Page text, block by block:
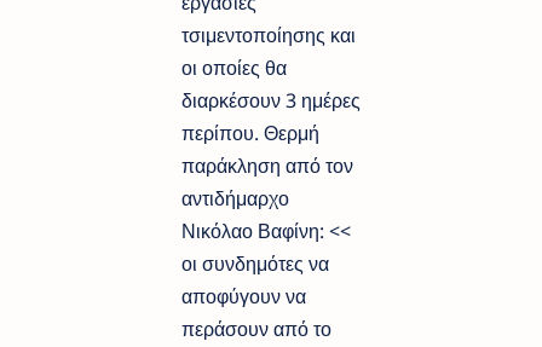
τσιμεντοποίησης και
οι οποίες θα
διαρκέσουν 3 ημέρες
περίπου. Θερμή
παράκληση από τον
αντιδήμαρχο
Νικόλαο Βαφίνη: <<
οι συνδημότες να
αποφύγουν να
περάσουν από το